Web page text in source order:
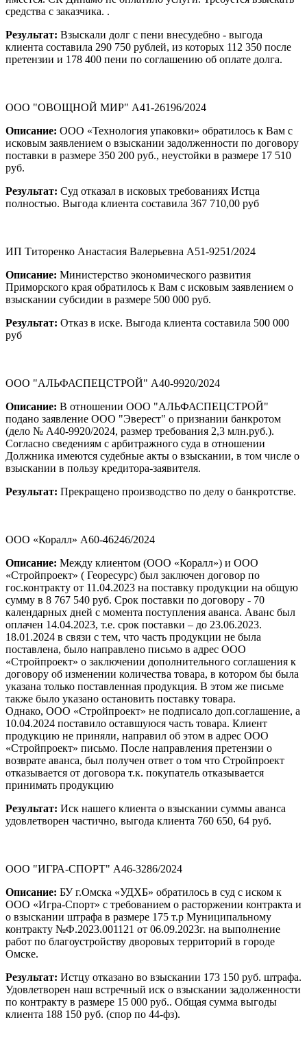
средства с заказчика. .
Результат: Взыскали долг с пени внесудебно - выгода
клиента составила 290 750 рублей, из которых 112 350 после
претензии и 178 400 пени по соглашению об оплате долга.
ООО "ОВОЩНОЙ МИР" А41-26196/2024
Описание: ООО «Технология упаковки» обратилось к Вам с
исковым заявлением о взыскании задолженности по договору
поставки в размере 350 200 руб., неустойки в размере 17 510
руб.
Результат: Суд отказал в исковых требованиях Истца
полностью. Выгода клиента составила 367 710,00 руб
ИП Титоренко Анастасия Валерьевна А51-9251/2024
Описание: Министерство экономического развития
Приморского края обратилось к Вам с исковым заявлением о
взыскании субсидии в размере 500 000 руб.
Результат: Отказ в иске. Выгода клиента составила 500 000
руб
ООО "АЛЬФАСПЕЦСТРОЙ" А40-9920/2024
Описание: В отношении ООО "АЛЬФАСПЕЦСТРОЙ"
подано заявление ООО "Эверест" о признании банкротом
(дело № А40-9920/2024, размер требования 2,3 млн.руб.).
Согласно сведениям с арбитражного суда в отношении
Должника имеются судебные акты о взыскании, в том числе о
взыскании в пользу кредитора-заявителя.
Результат: Прекращено производство по делу о банкротстве.
ООО «Коралл» А60-46246/2024
Описание: Между клиентом (ООО «Коралл») и ООО
«Стройпроект» ( Георесурс) был заключен договор по
гос.контракту от 11.04.2023 на поставку продукции на общую
сумму в 8 767 540 руб. Срок поставки по договору - 70
календарных дней с момента поступления аванса. Аванс был
оплачен 14.04.2023, т.е. срок поставки – до 23.06.2023.
18.01.2024 в связи с тем, что часть продукции не была
поставлена, было направлено письмо в адрес ООО
«Стройпроект» о заключении дополнительного соглашения к
договору об изменении количества товара, в котором бы была
указана только поставленная продукция. В этом же письме
также было указано остановить поставку товара.
Однако, ООО «Стройпроект» не подписало доп.соглашение, а
10.04.2024 поставило оставшуюся часть товара. Клиент
продукцию не приняли, направил об этом в адрес ООО
«Стройпроект» письмо. После направления претензии о
возврате аванса, был получен ответ о том что Стройпроект
отказывается от договора т.к. покупатель отказывается
принимать продукцию
Результат: Иск нашего клиента о взыскании суммы аванса
удовлетворен частично, выгода клиента 760 650, 64 руб.
ООО "ИГРА-СПОРТ" А46-3286/2024
Описание: БУ г.Омска «УДХБ» обратилось в суд с иском к
ООО «Игра-Спорт» с требованием о расторжении контракта и
о взыскании штрафа в размере 175 т.р Муниципальному
контракту №Ф.2023.001121 от 06.09.2023г. на выполнение
работ по благоустройству дворовых территорий в городе
Омске.
Результат: Истцу отказано во взыскании 173 150 руб. штрафа.
Удовлетворен наш встречный иск о взыскании задолженности
по контракту в размере 15 000 руб.. Общая сумма выгоды
клиента 188 150 руб. (спор по 44-фз).